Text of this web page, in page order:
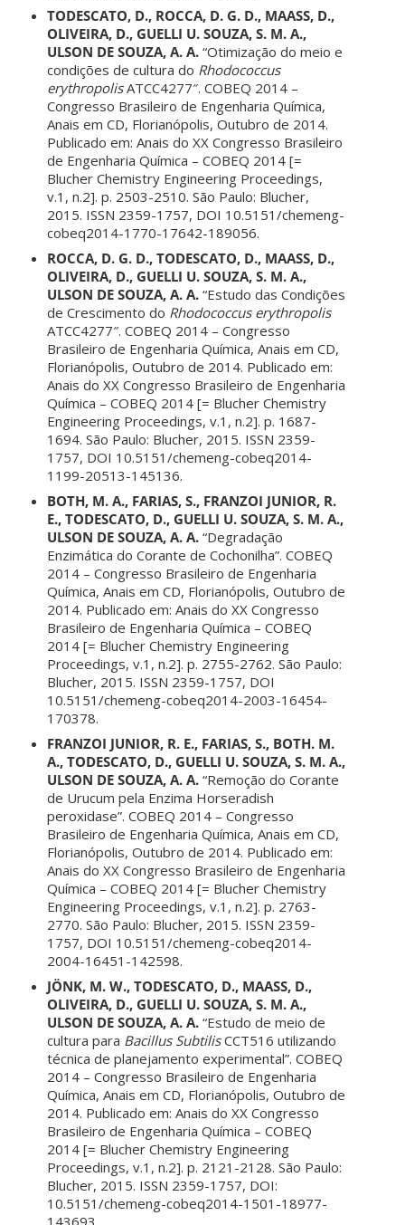
TODESCATO, D., ROCCA, D. G. D., MAASS, D.,
OLIVEIRA, D., GUELLI U. SOUZA, S. M. A.,
ULSON DE SOUZA, A. A. “Otimização do meio e
condições de cultura do Rhodococcus
erythropolisATCC4277″. COBEQ 2014 –
Congresso Brasileiro de Engenharia Química,
Anais em CD, Florianópolis, Outubro de 2014.
Publicado em: Anais do XX Congresso Brasileiro
de Engenharia Química – COBEQ 2014 [=
Blucher Chemistry Engineering Proceedings,
v.1, n.2]. p. 2503-2510. São Paulo: Blucher,
2015. ISSN 2359-1757, DOI 10.5151/chemeng-
cobeq2014-1770-17642-189056.
ROCCA, D. G. D., TODESCATO, D., MAASS, D.,
OLIVEIRA, D., GUELLI U. SOUZA, S. M. A.,
ULSON DE SOUZA, A. A. “Estudo das Condições
de Crescimento do Rhodococcus erythropolis
ATCC4277″. COBEQ 2014 – Congresso
Brasileiro de Engenharia Química, Anais em CD,
Florianópolis, Outubro de 2014. Publicado em:
Anais do XX Congresso Brasileiro de Engenharia
Química – COBEQ 2014 [= Blucher Chemistry
Engineering Proceedings, v.1, n.2]. p. 1687-
1694. São Paulo: Blucher, 2015. ISSN 2359-
1757, DOI 10.5151/chemeng-cobeq2014-
1199-20513-145136.
BOTH, M. A., FARIAS, S., FRANZOI JUNIOR, R.
E., TODESCATO, D., GUELLI U. SOUZA, S. M. A.,
ULSON DE SOUZA, A. A. “Degradação
Enzimática do Corante de Cochonilha”. COBEQ
2014 – Congresso Brasileiro de Engenharia
Química, Anais em CD, Florianópolis, Outubro de
2014. Publicado em: Anais do XX Congresso
Brasileiro de Engenharia Química – COBEQ
2014 [= Blucher Chemistry Engineering
Proceedings, v.1, n.2]. p. 2755-2762. São Paulo:
Blucher, 2015. ISSN 2359-1757, DOI
10.5151/chemeng-cobeq2014-2003-16454-
170378.
FRANZOI JUNIOR, R. E., FARIAS, S., BOTH. M.
A., TODESCATO, D., GUELLI U. SOUZA, S. M. A.,
ULSON DE SOUZA, A. A. “Remoção do Corante
de Urucum pela Enzima Horseradish
peroxidase”. COBEQ 2014 – Congresso
Brasileiro de Engenharia Química, Anais em CD,
Florianópolis, Outubro de 2014. Publicado em:
Anais do XX Congresso Brasileiro de Engenharia
Química – COBEQ 2014 [= Blucher Chemistry
Engineering Proceedings, v.1, n.2]. p. 2763-
2770. São Paulo: Blucher, 2015. ISSN 2359-
1757, DOI 10.5151/chemeng-cobeq2014-
2004-16451-142598.
JÖNK, M. W., TODESCATO, D., MAASS, D.,
OLIVEIRA, D., GUELLI U. SOUZA, S. M. A.,
ULSON DE SOUZA, A. A. “Estudo de meio de
cultura para Bacillus SubtilisCCT516 utilizando
técnica de planejamento experimental”. COBEQ
2014 – Congresso Brasileiro de Engenharia
Química, Anais em CD, Florianópolis, Outubro de
2014. Publicado em: Anais do XX Congresso
Brasileiro de Engenharia Química – COBEQ
2014 [= Blucher Chemistry Engineering
Proceedings, v.1, n.2]. p. 2121-2128. São Paulo:
Blucher, 2015. ISSN 2359-1757, DOI:
10.5151/chemeng-cobeq2014-1501-18977-
143693.